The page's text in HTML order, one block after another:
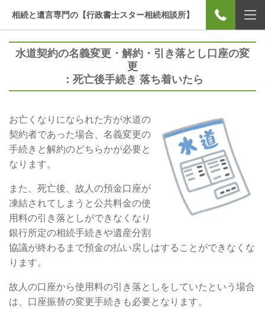
相続と遺言専門の【行政書士スター相続相談所】
水道契約の名義変更・解約・引き落とし口座の変
更
：死亡後手続き 落ち着いたら
お亡くなりになられた方が水道の
契約者であった場合、名義変更の
手続きと解約のどちらかが必要と
なります。
また、死亡後、故人の預金口座が
凍結されてしまうと公共料金の使
用料の引き落としができなくなり
銀行所定の相続手続きや遺産分割
協議が終わるまで預金の払い戻しはすることができなくな
ります。
故人の口座から使用料の引き落としをしていたという場合
は、口座振替の変更手続きも必要となります。